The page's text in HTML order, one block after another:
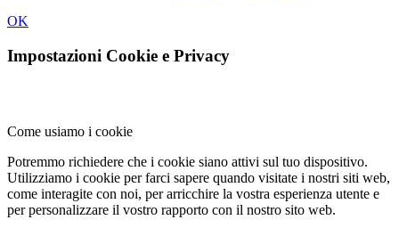
OK
Impostazioni Cookie e Privacy
Come usiamo i cookie
Potremmo richiedere che i cookie siano attivi sul tuo dispositivo.
Utilizziamo i cookie per farci sapere quando visitate i nostri siti web,
come interagite con noi, per arricchire la vostra esperienza utente e
per personalizzare il vostro rapporto con il nostro sito web.